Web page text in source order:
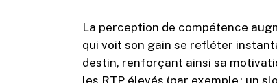
La perception de compétence
qui voit son gain se refléter
destin, renforçant ainsi sa